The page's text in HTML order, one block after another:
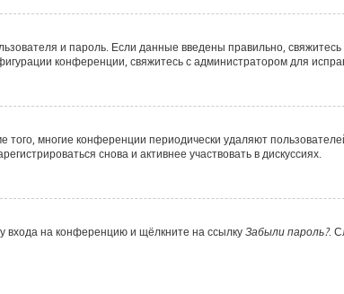
и пароль. Если данные введены правильно,
конференции, свяжитесь с администратором для
многие конференции периодически удаляют
снова и активнее участвовать в дискуссиях.
входа на конференцию и щёлкните на ссылку Забыли пароль?.